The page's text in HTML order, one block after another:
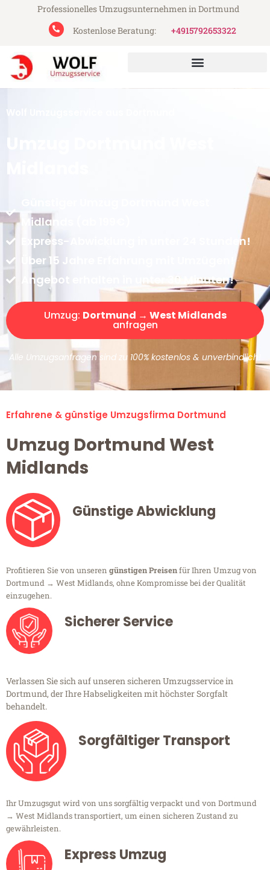
Professionelles Umzugsunternehmen in Dortmund
Kostenlose Beratung:
+4915792653322
Wolf Umzugsservice aus Dortmund
Midlands (ab 199€)
Express-Abwicklung in unter 24 Stunden!
Über 15 Jahre Erfahrung mit Umzügen!
Angebot erhalten in unter 30 Minuten!
Umzug: Dortmund → West Midlands
anfragen
Alle Umzugsanfragen sind zu 100% kostenlos & unverbindlich!
Erfahrene & günstige Umzugsfirma Dortmund
Umzug Dortmund West
Midlands
Günstige Abwicklung
Profitieren Sie von unseren günstigen Preisenfür Ihren Umzug von
Dortmund → West Midlands, ohne Kompromisse bei der Qualität
einzugehen.
Sicherer Service
Verlassen Sie sich auf unseren sicheren Umzugsservice in
Dortmund, der Ihre Habseligkeiten mit höchster Sorgfalt
behandelt.
Sorgfältiger Transport
Ihr Umzugsgut wird von uns sorgfältig verpackt und von Dortmund
→ West Midlands transportiert, um einen sicheren Zustand zu
gewährleisten.
Express Umzug